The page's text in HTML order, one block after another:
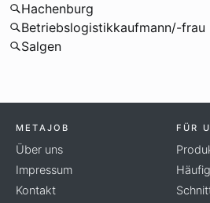
Hachenburg
Betriebslogistikkaufmann/-frau
Salgen
METAJOB
Über uns
Impressum
Kontakt
FÜR